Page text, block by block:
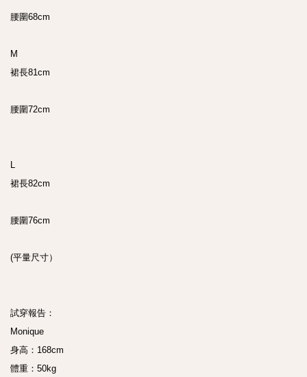
腰圍68cm
M
裙長81cm
腰圍72cm
裙長82cm
腰圍76cm
(平量尺寸）
試穿報告：
Monique
身高：168cm
體重：50kg